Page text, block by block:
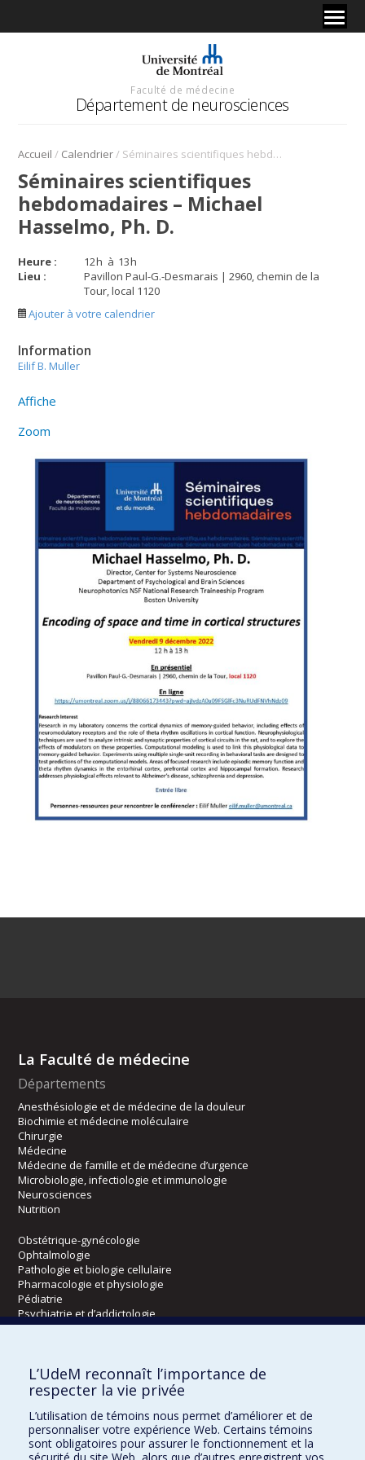
Faculté de médecine
Département de neurosciences
Accueil / Calendrier/ Séminaires scientifiques hebdomadaires – Michael Hasselmo, Ph. D.
Séminaires scientifiques
hebdomadaires – Michael
Hasselmo, Ph. D.
Heure : 12h à 13h
Lieu :
Pavillon Paul-G.-Desmarais | 2960, chemin de la
Tour, local 1120
Ajouter à votre calendrier
Information
Eilif B. Muller
Affiche
Zoom
La Faculté de médecine
Départements
Anesthésiologie et de médecine de la douleur
Biochimie et médecine moléculaire
Chirurgie
Médecine
Médecine de famille et de médecine d’urgence
Microbiologie, infectiologie et immunologie
Neurosciences
Nutrition
Obstétrique-gynécologie
Ophtalmologie
Pathologie et biologie cellulaire
Pharmacologie et physiologie
Pédiatrie
Psychiatrie et d’addictologie
Radiologie, radio-oncologie et médecine nucléaire
Écoles
Orthophonie et audiologie
Réadaptation
L’UdeM reconnaît l’importance de
respecter la vie privée
L’utilisation de témoins nous permet d’améliorer et de
personnaliser votre expérience Web. Certains témoins
sont obligatoires pour assurer le fonctionnement et la
sécurité du site Web, alors que d’autres enregistrent vos